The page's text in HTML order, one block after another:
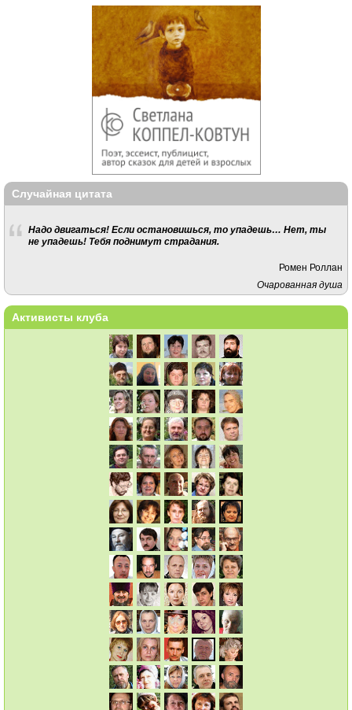
Случайная цитата
Надо двигаться! Если остановишься, то упадешь… Нет, ты
не упадешь! Тебя поднимут страдания.
Ромен Роллан
Очарованная душа
Активисты клуба